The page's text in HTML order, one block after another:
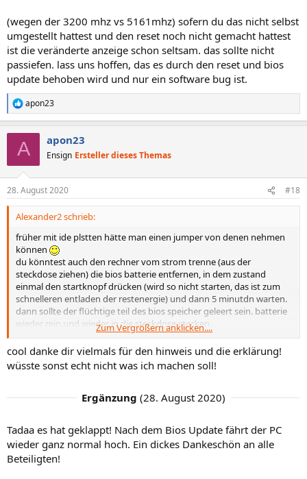
(wegen der 3200 mhz vs 5161mhz) sofern du das nicht selbst
umgestellt hattest und den reset noch nicht gemacht hattest
ist die veränderte anzeige schon seltsam. das sollte nicht
passiefen. lass uns hoffen, das es durch den reset und bios
update behoben wird und nur ein software bug ist.
R
e
e
n
apon23
A apon23
Ensign Ersteller dieses Themas
28. August 2020 #18
Alexander2 schrieb:
früher mit ide plstten hätte man einen jumper von denen nehmen
können
du könntest auch den rechner vom strom trenne (aus der
steckdose ziehen) die bios batterie entfernen, in dem zustand
einmal den startknopf drücken (wird so nicht starten, das ist zum
schnelleren entladen der restenergie) und dann 5 minutdn warten.
dann sollte der flüchtige teil des bios speicher geleert sein. batterie
wieder rein und wieder in die steckdose stecken.
(wegen der 3200 mhz vs 5161mhz) sofern du das nicht selbst
umgestellt hattest und den reset noch nicht gemacht hattest ist die
veränderte anzeige schon seltsam. das sollte nicht passiefen. lass
und nur ein software bug ist.
Zum Vergrößern anklicken....
cool danke dir vielmals für den hinweis und die erklärung!
wüsste sonst echt nicht was ich machen soll!
Ergänzung (28. August 2020)
Tadaa es hat geklappt! Nach dem Bios Update fährt der PC
wieder ganz normal hoch. Ein dickes Dankeschön an alle
Beteiligten!